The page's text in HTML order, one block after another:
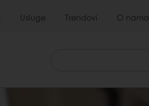
Usluge Trendovi O nama